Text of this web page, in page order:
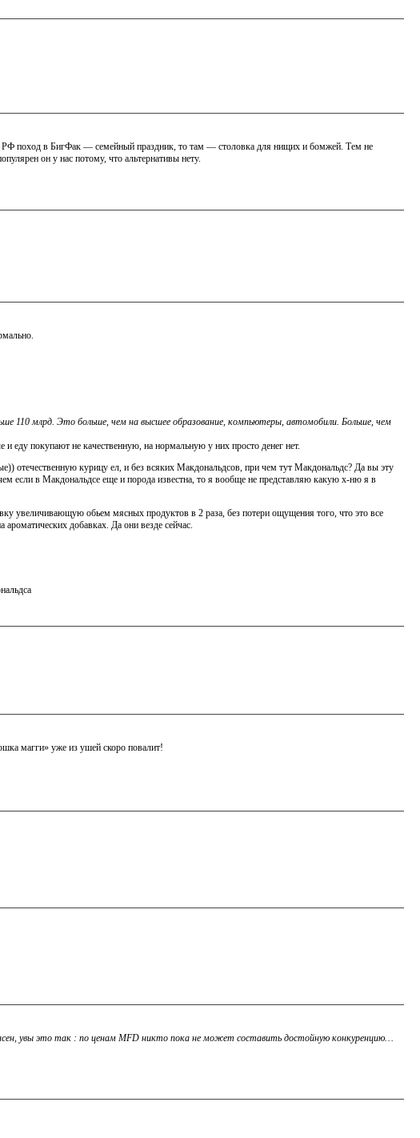
РФ поход в БигФак — семейный праздник, то там — столовка для нищих и бомжей. Тем не
он у нас потому, что альтернативы нету.
110 млрд. Это больше, чем на высшее образование, компьютеры, автомобили. Больше, чем
еду покупают не качественную, на нормальную у них просто денег нет.
отечественную курицу ел, и без всяких Макдональдсов, при чем тут Макдональдс? Да вы эту
если в Макдональдсе еще и порода известна, то я вообще не представляю какую х-ню я в
увеличивающую обьем мясных продуктов в 2 раза, без потери ощущения того, что это все
добавках. Да они везде сейчас.
магги» уже из ушей скоро повалит!
увы это так : по ценам MFD никто пока не может составить достойную конкуренцию…